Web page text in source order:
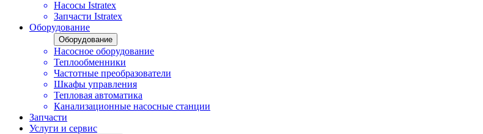
Насосы Istratex
Запчасти Istratex
Оборудование
Оборудование
Насосное оборудование
Теплообменники
Частотные преобразователи
Шкафы управления
Тепловая автоматика
Канализационные насосные станции
Запчасти
Услуги и сервис